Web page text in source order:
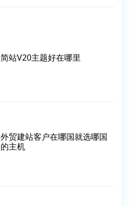
简站V20主题好在哪里
外贸建站客户在哪国就选哪国
的主机